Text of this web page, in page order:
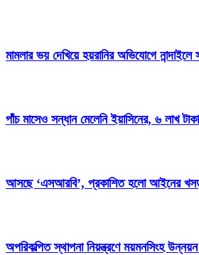
মামলার ভয় দেখিয়ে হয়রানির অভিযোগে নান্দাইলে
পাঁচ মাসেও সন্ধান মেলেনি ইয়াসিনের, ৬ লাখ
আসছে ‘এসআরবি’, প্রকাশিত হলো আইনের
অপরিকল্পিত স্থাপনা নিয়ন্ত্রণে ময়মনসিংহ উন্নয়ন